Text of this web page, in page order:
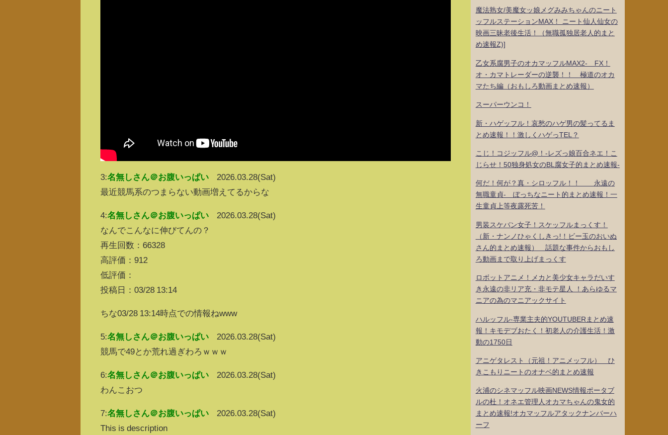
3:名無しさん＠お腹いっぱい
2026.03.28(Sat)
最近競馬系のつまらない動画増えてるからな
4:名無しさん＠お腹いっぱい
2026.03.28(Sat)
なんでこんなに伸びてんの？
再生回数：66328
高評価：912
低評価：
投稿日：03/28 13:14
ちな03/28 13:14時点での情報ねwww
5:名無しさん＠お腹いっぱい
2026.03.28(Sat)
競馬で49とか荒れ過ぎわろｗｗｗ
6:名無しさん＠お腹いっぱい
2026.03.28(Sat)
わんこおつ
7:名無しさん＠お腹いっぱい
2026.03.28(Sat)
This is description
魔法熟女/美魔女ッ娘メグみみちゃんのニート
ッフルステーションMAX！ ニート仙人仙女の
映画三昧老後生活！（無職孤独居老人的まと
め速報Z)]
乙女系腐男子のオカマッフルMAX2- FX！
オ・カマトレーダーの逆襲！！ 極道のオカ
マたち編（おもしろ動画まとめ速報）
スーパーウンコ！
新・ハゲッフル！哀愁のハゲ男の髪ってるま
とめ速報！！激しくハゲっTEL？
こじ！コジッフル@！-レズっ娘百合ネエ！こ
じらせ！50独身処女のBL腐女子的まとめ速報-
何だ！何が？真・シロッフル！！ 永遠の
無職童貞- ぼっちなニート的まとめ速報！一
生童貞上等夜露死苦！
男装スケバン女子！スケッフルまっくす！
（新・ナンノひゃくしきっ!！ビー玉のおいぬ
さん的まとめ速報） 話題な事件からおもし
ろ動画まで取り上げまっくす
ロボットアニメ！メカと美少女キャラだいす
き永遠の非リア充・非モテ星人 ！あらゆるマ
ニアの為のマニアックサイト
ハルッフル-専業主夫的YOUTUBERまとめ速
報！キモデブおたく！初老人の介護生活！激
動の1750日
アニゲタレスト（元祖！アニメッフル） ひ
きこもりニートのオナベ的まとめ速報
火浦のシネマッフル映画NEWS情報ポータブ
ルの杜！オネエ管理人オカマちゃんの鬼女的
まとめ速報!オカマッフルアタックナンバーハ
ーフ